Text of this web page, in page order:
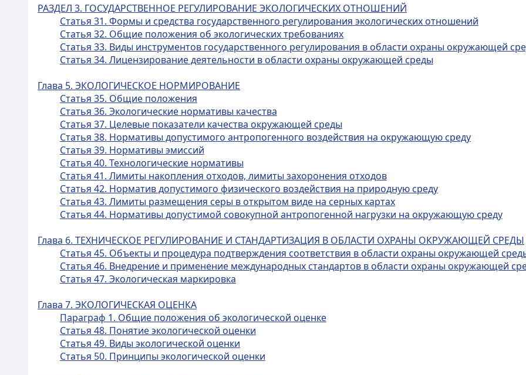
РАЗДЕЛ 3. ГОСУДАРСТВЕННОЕ РЕГУЛИРОВАНИЕ ЭКОЛОГИЧЕСКИХ ОТНОШЕНИЙ
Статья 31. Формы и средства государственного регулирования экологических отношений
Статья 32. Общие положения об экологических требованиях
Статья 33. Виды инструментов государственного регулирования в области охраны окружающей
Статья 34. Лицензирование деятельности в области охраны окружающей среды
Глава 5. ЭКОЛОГИЧЕСКОЕ НОРМИРОВАНИЕ
Статья 35. Общие положения
Статья 36. Экологические нормативы качества
Статья 37. Целевые показатели качества окружающей среды
Статья 38. Нормативы допустимого антропогенного воздействия на окружающую среду
Статья 39. Нормативы эмиссий
Статья 40. Технологические нормативы
Статья 41. Лимиты накопления отходов, лимиты захоронения отходов
Статья 42. Норматив допустимого физического воздействия на природную среду
Статья 43. Лимиты размещения серы в открытом виде на серных картах
Статья 44. Нормативы допустимой совокупной антропогенной нагрузки на окружающую среду
Глава 6. ТЕХНИЧЕСКОЕ РЕГУЛИРОВАНИЕ И СТАНДАРТИЗАЦИЯ В ОБЛАСТИ ОХРАНЫ ОКРУЖАЮЩЕЙ СРЕДЫ
Статья 45. Объекты и процедура подтверждения соответствия в области охраны окружающей
Статья 46. Внедрение и применение международных стандартов в области охраны окружающей
Статья 47. Экологическая маркировка
Глава 7. ЭКОЛОГИЧЕСКАЯ ОЦЕНКА
Параграф 1. Общие положения об экологической оценке
Статья 48. Понятие экологической оценки
Статья 49. Виды экологической оценки
Статья 50. Принципы экологической оценки